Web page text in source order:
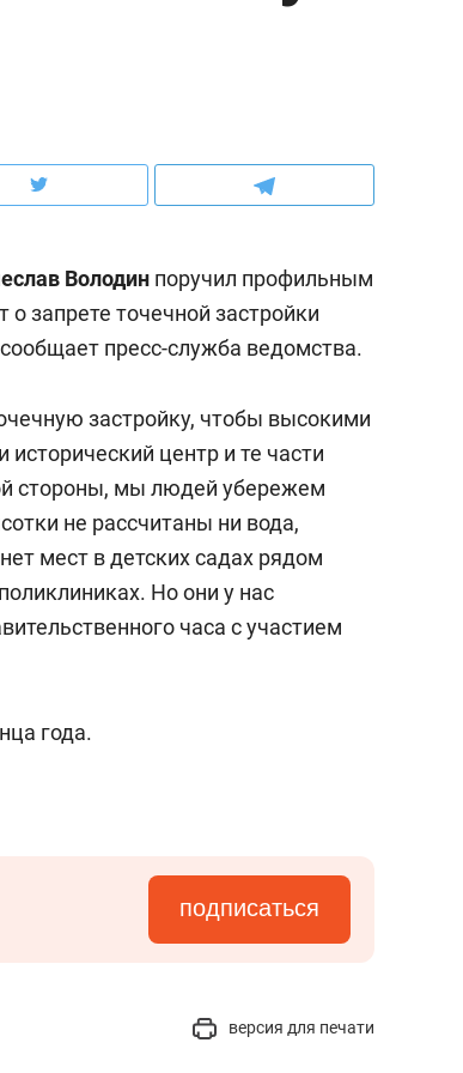
Володин поручил профильным
запрете точечной застройки
пресс-служба ведомства.
застройку, чтобы высокими
центр и те части
стороны, мы людей убережем
не рассчитаны ни вода,
мест в детских садах рядом
Но они у нас
часа с участием
года.
подписаться
версия для печати
в дикой
и физическим
основа
Мексика, рок-концерт
и вагон с чак-чаком: как
в Менделеевске прошла
«Гонка Героев»